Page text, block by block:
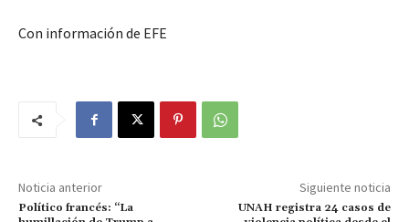
Con información de EFE
Noticia anterior
Político francés: “La
Siguiente noticia
UNAH registra 24 casos de